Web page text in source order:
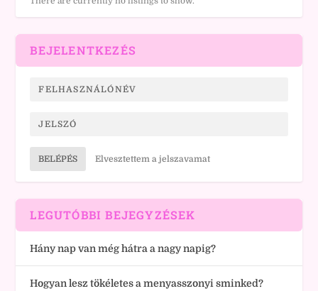
BEJELENTKEZÉS
BELÉPÉS Elvesztettem a jelszavamat
LEGUTÓBBI BEJEGYZÉSEK
Hány nap van még hátra a nagy napig?
Hogyan lesz tökéletes a menyasszonyi sminked?